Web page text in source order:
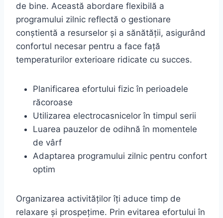
de bine. Această abordare flexibilă a
programului zilnic reflectă o gestionare
conștientă a resurselor și a sănătății, asigurând
confortul necesar pentru a face față
temperaturilor exterioare ridicate cu succes.
Planificarea efortului fizic în perioadele
răcoroase
Utilizarea electrocasnicelor în timpul serii
Luarea pauzelor de odihnă în momentele
de vârf
Adaptarea programului zilnic pentru confort
optim
Organizarea activităților îți aduce timp de
relaxare și prospețime. Prin evitarea efortului în